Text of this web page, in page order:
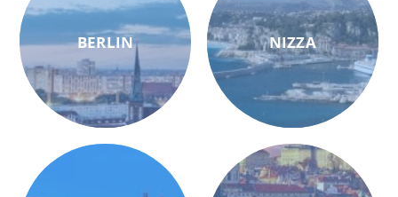
BERLIN NIZZA